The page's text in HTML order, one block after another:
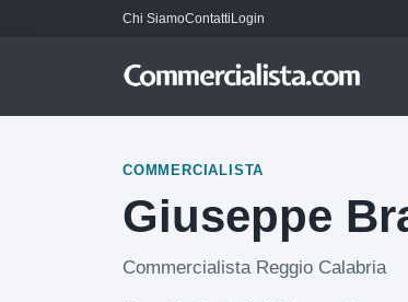
Chi SiamoContattiLogin
COMMERCIALISTA
Giuseppe
Commercialista Reggio Calabria